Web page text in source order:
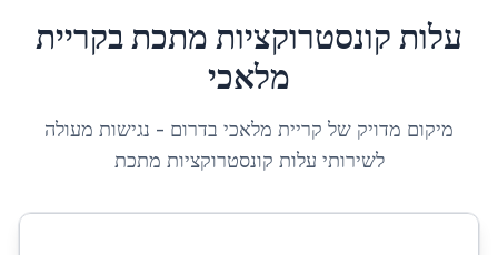
עלות קונסטרוקציות מתכת בקריית
מלאכי
מיקום מדויק של קריית מלאכי בדרום - נגישות מעולה
לשירותי עלות קונסטרוקציות מתכת